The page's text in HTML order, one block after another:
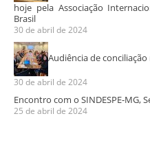
hoje pela Associação
Brasil
30 de abril de 2024
Audiência de conciliação
30 de abril de 2024
Encontro com o SINDESPE-MG,
25 de abril de 2024